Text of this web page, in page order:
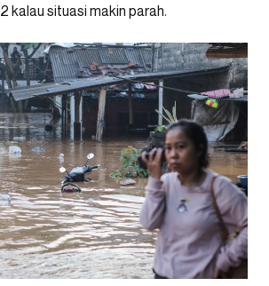
kalau situasi makin parah.